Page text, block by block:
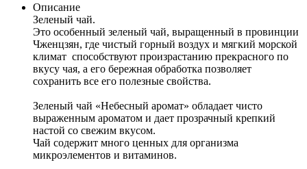
Описание
Зеленый чай.
Это особенный зеленый чай, выращенный в провинции
Чженцзян, где чистый горный воздух и мягкий морской
климат способствуют произрастанию прекрасного по
вкусу чая, а его бережная обработка позволяет
сохранить все его полезные свойства.
Зеленый чай «Небесный аромат» обладает чисто
выраженным ароматом и дает прозрачный крепкий
настой со свежим вкусом.
Чай содержит много ценных для организма
микроэлементов и витаминов.